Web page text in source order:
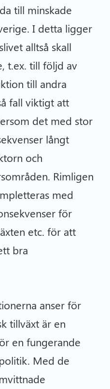
till minskade
I detta ligger
alltså skall
t.ex. till följd av
till andra
fall viktigt att
det med stor
långt
och
Rimligen
med
för
etc. för att
bra
anser för
tillväxt är en
en fungerande
Med de